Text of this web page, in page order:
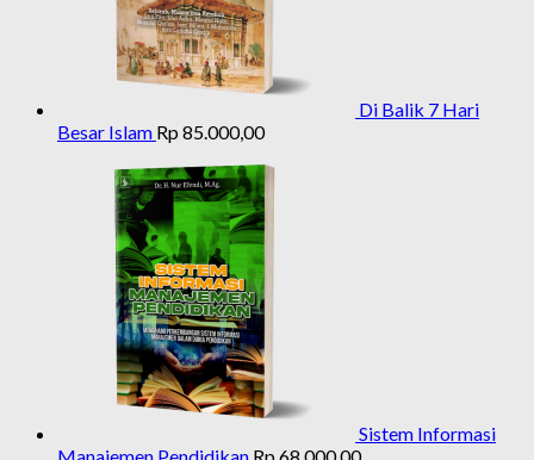
Di Balik 7 Hari
Besar Islam Rp 85.000,00
Sistem Informasi